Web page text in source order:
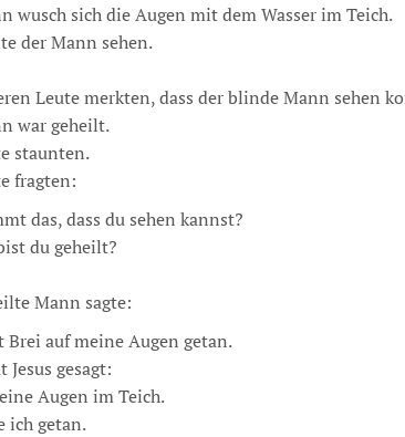
wusch sich die Augen mit dem Wasser im Teich.
der Mann sehen.
Leute merkten, dass der blinde Mann sehen
war geheilt.
staunten.
fragten:
das, dass du sehen kannst?
du geheilt?
Mann sagte:
Brei auf meine Augen getan.
Jesus gesagt:
Augen im Teich.
ich getan.